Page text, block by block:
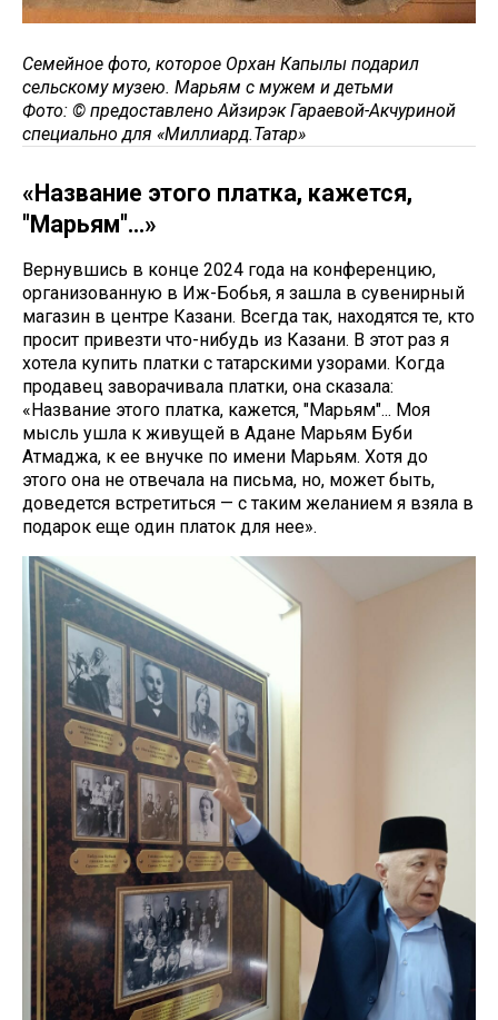
Семейное фото, которое Орхан Капылы подарил
сельскому музею. Марьям с мужем и детьми
Фото: © предоставлено Айзирэк Гараевой-Акчуриной
специально для «Миллиард.Татар»
«Название этого платка, кажется,
"Марьям"...»
Вернувшись в конце 2024 года на конференцию,
организованную в Иж-Бобья, я зашла в сувенирный
магазин в центре Казани. Всегда так, находятся те, кто
просит привезти что-нибудь из Казани. В этот раз я
хотела купить платки с татарскими узорами. Когда
продавец заворачивала платки, она сказала:
«Название этого платка, кажется, "Марьям"... Моя
мысль ушла к живущей в Адане Марьям Буби
Атмаджа, к ее внучке по имени Марьям. Хотя до
этого она не отвечала на письма, но, может быть,
доведется встретиться — с таким желанием я взяла в
подарок еще один платок для нее».